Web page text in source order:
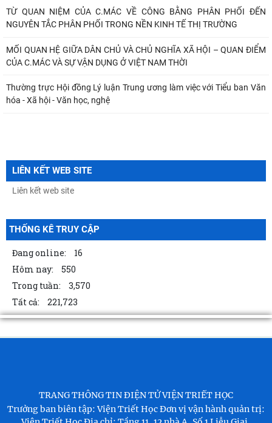
TỪ QUAN NIỆM CỦA C.MÁC VỀ CÔNG BẰNG PHÂN PHỐI ĐẾN
NGUYÊN TẮC PHÂN PHỐI TRONG NỀN KINH TẾ THỊ TRƯỜNG
MỐI QUAN HỆ GIỮA DÂN CHỦ VÀ CHỦ NGHĨA XÃ HỘI – QUAN ĐIỂM
CỦA C.MÁC VÀ SỰ VẬN DỤNG Ở VIỆT NAM THỜI
Thường trực Hội đồng Lý luận Trung ương làm việc với Tiểu ban Văn
hóa - Xã hội - Văn học, nghệ
LIÊN KẾT WEB SITE
THỐNG KÊ TRUY CẬP
Đang online:
16
Hôm nay:
550
Trong tuần:
3,570
Tất cả:
221,723
TRANG THÔNG TIN ĐIỆN TỬ VIỆN TRIẾT HỌC
Trưởng ban biên tập: Viện Triết HọcĐơn vị vận hành quản trị: